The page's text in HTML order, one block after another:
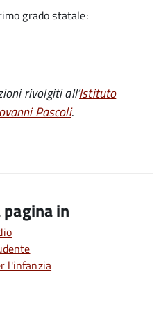
grado statale:
rivolgiti all’Istituto
Pascoli.
in
l'infanzia